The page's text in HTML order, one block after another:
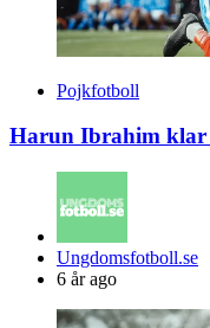
Pojkfotboll
Harun Ibrahim klar
Posted
by
Ungdomsfotboll.se
6 år ago